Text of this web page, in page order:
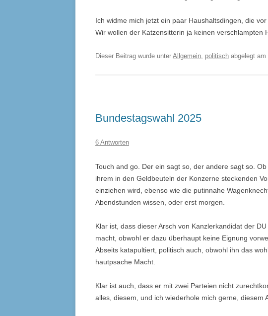
Ich widme mich jetzt ein paar Haushaltsdingen, die
Wir wollen der Katzensitterin ja keinen verschlampten
Dieser Beitrag wurde unter Allgemein, politisch abgelegt am
Bundestagswahl 2025
6 Antworten
Touch and go. Der ein sagt so, der andere sagt so.
ihrem in den Geldbeuteln der Konzerne steckenden
einziehen wird, ebenso wie die putinnahe
Abendstunden wissen, oder erst morgen.
Klar ist, dass dieser Arsch von Kanzlerkandidat der
macht, obwohl er dazu überhaupt keine Eignung
Abseits katapultiert, politisch auch, obwohl ihn das
hautpsache Macht.
Klar ist auch, dass er mit zwei Parteien nicht
alles, diesem, und ich wiederhole mich gerne, diesem